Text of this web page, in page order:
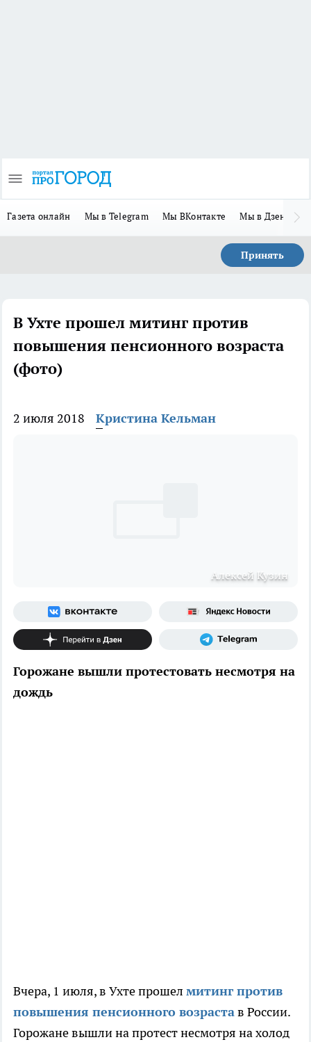
Газета онлайн Мы в Telegram Мы ВКонтакте Мы в Дзене
Принять
В Ухте прошел митинг против
повышения пенсионного возраста
(фото)
2 июля 2018 Кристина Кельман
Алексей Кузин
Горожане вышли протестовать несмотря на
дождь
Вчера, 1 июля, в Ухте прошел митинг против
повышения пенсионного возрастав России.
Горожане вышли на протест несмотря на холод